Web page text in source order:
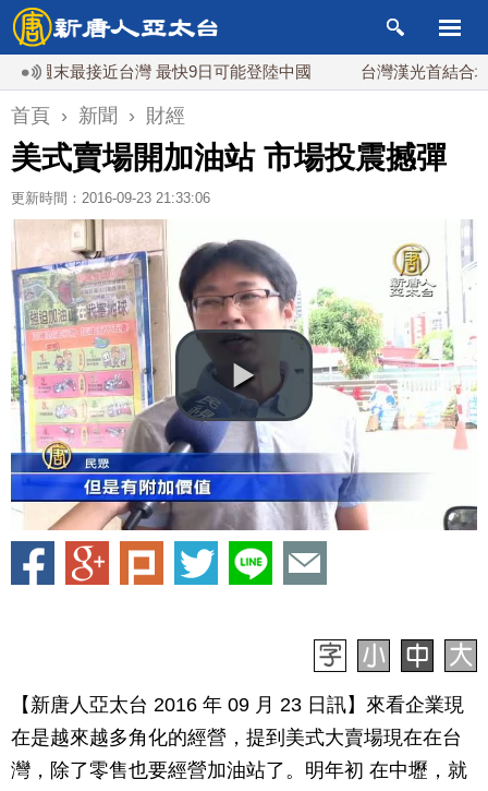
最接近台灣 最快9日可能登陸中國 台灣漢光首結合城鎮演
首頁 › 新聞 › 財經
美式賣場開加油站 市場投震撼彈
更新時間：2016-09-23 21:33:06
【新唐人亞太台 2016 年 09 月 23 日訊】來看企業現
在是越來越多角化的經營，提到美式大賣場現在在台
灣，除了零售也要經營加油站了。明年初 在中壢，就